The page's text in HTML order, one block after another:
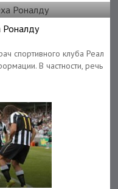
Роналду
спортивного клуба Реал
В частности, речь